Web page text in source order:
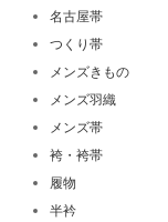
名古屋帯
つくり帯
メンズきもの
メンズ羽織
メンズ帯
袴・袴帯
履物
半衿